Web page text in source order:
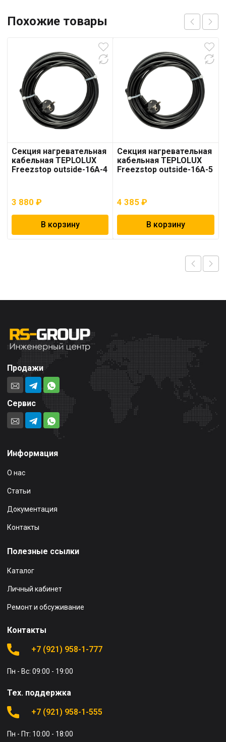
Похожие товары
Секция нагревательная
кабельная TEPLOLUX
Freezstop outside-16A-4
3 880 ₽
В корзину
Секция нагревательная
кабельная TEPLOLUX
Freezstop outside-16A-5
4 385₽
В корзину
Продажи
Сервис
Информация
О нас
Статьи
Документация
Контакты
Полезные ссылки
Каталог
Личный кабинет
Ремонт и обсуживание
Контакты
+7 (921) 958-1-777
Пн - Вс: 09:00 - 19:00
Тех. поддержка
+7 (921) 958-1-555
Пн - Пт: 10:00 - 18:00